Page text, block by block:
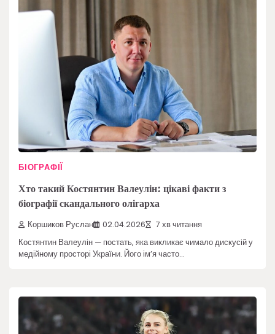
БІОГРАФІЇ
Хто такий Костянтин Валеулін: цікаві факти з
біографії скандального олігарха
Коршиков Руслан 02.04.2026 7 хв читання
Костянтин Валеулін — постать, яка викликає чимало дискусій у
медійному просторі України. Його ім’я часто…